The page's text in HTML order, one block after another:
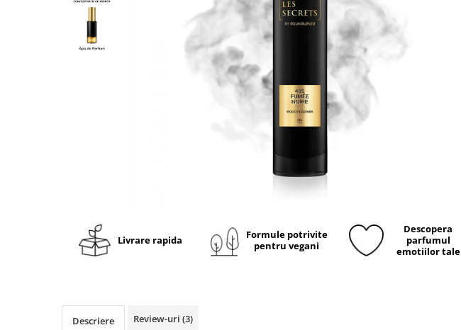
Ulei pentru barba
Livrare rapida
Formule potrivite
pentru vegani
Descopera
parfumul
emotiilor tale
Descriere Review-uri (3)